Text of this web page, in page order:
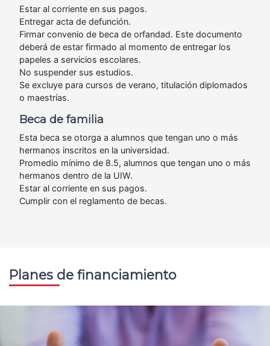
Estar al corriente en sus pagos.
Entregar acta de defunción.
Firmar convenio de beca de orfandad. Este documento
deberá de estar firmado al momento de entregar los
papeles a servicios escolares.
No suspender sus estudios.
Se excluye para cursos de verano, titulación diplomados
o maestrías.
Beca de familia
Esta beca se otorga a alumnos que tengan uno o más
hermanos inscritos en la universidad.
Promedio mínimo de 8.5, alumnos que tengan uno o más
hermanos dentro de la UIW.
Estar al corriente en sus pagos.
Cumplir con el reglamento de becas.
Planes de financiamiento